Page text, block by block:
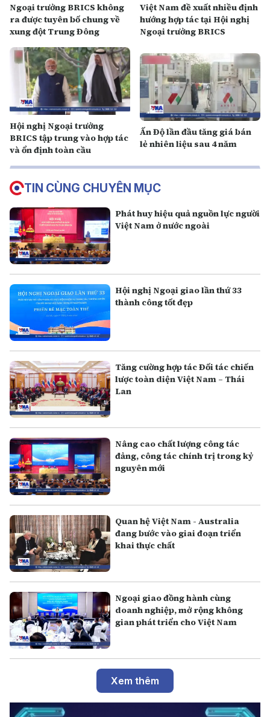
Ngoại trưởng BRICS không
ra được tuyên bố chung về
xung đột Trung Đông
Việt Nam đề xuất nhiều định
hướng hợp tác tại Hội nghị
Ngoại trưởng BRICS
Hội nghị Ngoại trưởng
BRICS tập trung vào hợp tác
và ổn định toàn cầu
Ấn Độ lần đầu tăng giá bán
lẻ nhiên liệu sau 4 năm
TIN CÙNG CHUYÊN MỤC
Phát huy hiệu quả nguồn lực người
Việt Nam ở nước ngoài
Hội nghị Ngoại giao lần thứ 33
thành công tốt đẹp
Tăng cường hợp tác Đối tác chiến
lược toàn diện Việt Nam – Thái
Lan
Nâng cao chất lượng công tác
đảng, công tác chính trị trong kỷ
nguyên mới
Quan hệ Việt Nam - Australia
đang bước vào giai đoạn triển
khai thực chất
Ngoại giao đồng hành cùng
doanh nghiệp, mở rộng không
gian phát triển cho Việt Nam
Xem thêm